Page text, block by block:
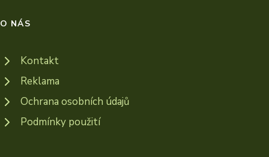
O NÁS
Kontakt
Reklama
Ochrana osobních údajů
Podmínky použití